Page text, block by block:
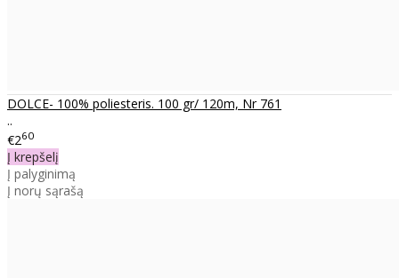
DOLCE- 100% poliesteris. 100 gr/ 120m, Nr 761
..
€260
Į krepšelį
Į palyginimą
Į norų sąrašą